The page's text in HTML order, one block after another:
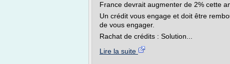
France devrait augmenter de 2% cette
Un crédit vous engage et doit être
de vous engager.
Rachat de crédits : Solution...
Lire la suite